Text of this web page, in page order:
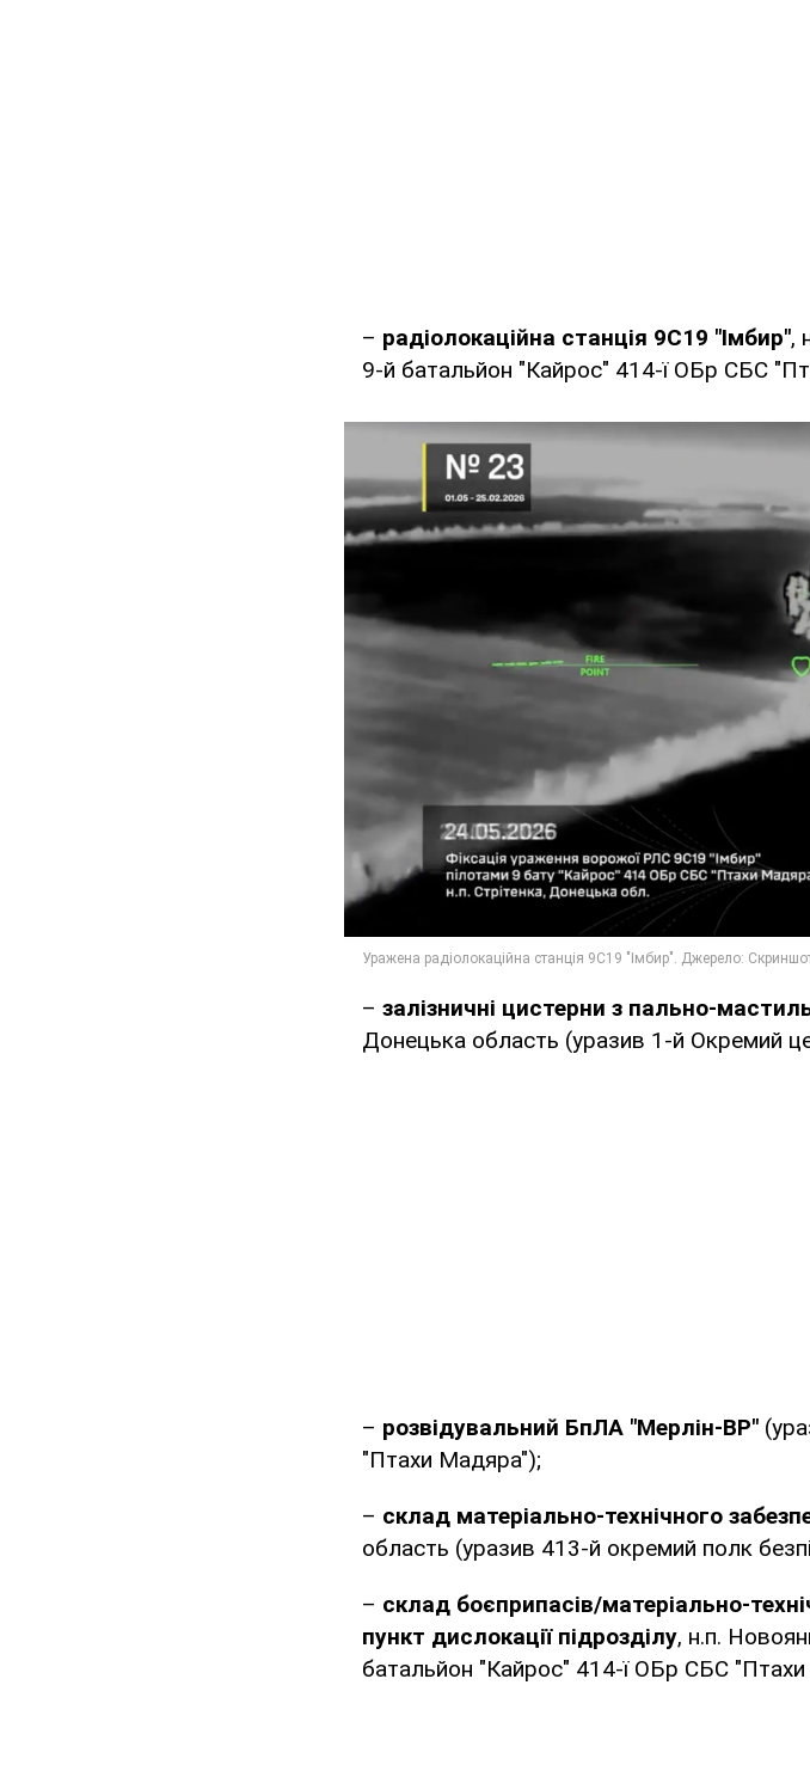
– радіолокаційна станція 9С19 "Імбир",
9-й батальйон "Кайрос" 414-ї ОБр СБС
– залізничні цистерни з пально-
Донецька область (уразив 1-й Окремий
– розвідувальний БпЛА "Мерлін-ВР"
"Птахи Мадяра");
– склад матеріально-технічного
область (уразив 413-й окремий полк
– склад боєприпасів/матеріально-
пункт дислокації підрозділу, н.п.
батальйон "Кайрос" 414-ї ОБр СБС